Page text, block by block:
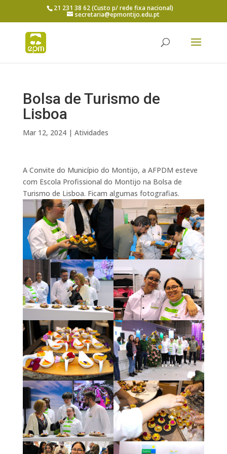
21 231 38 62 (Custo p/ rede fixa nacional)
secretaria@epmontijo.edu.pt
Bolsa de Turismo de
Lisboa
Mar 12, 2024| Atividades
A Convite do Município do Montijo, a AFPDM esteve
com Escola Profissional do Montijo na Bolsa de
Turismo de Lisboa. Ficam algumas fotografias.